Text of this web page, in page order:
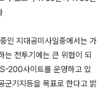
인 지대공미사일중에서는 가
는 전투기에는 큰 위협이 되
200사이트를 운영하고 있
군기지등을 목표로 한다고 밝